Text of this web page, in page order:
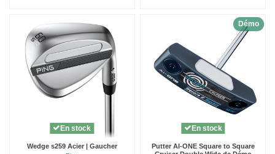
En stock
Wedge s259 Acier | Gaucher
Démo
En stock
Putter AI-ONE Square to Square